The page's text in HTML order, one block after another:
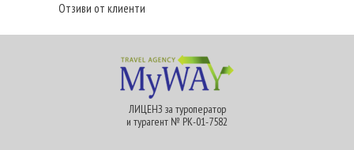
Отзиви от клиенти
ЛИЦЕНЗ за туроператор
и турагент № РК-01-7582